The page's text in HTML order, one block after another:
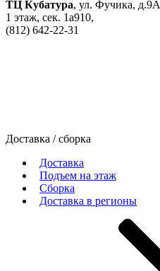
ТЦ Кубатура, ул. Фучика, д.9А
1 этаж, сек. 1a910,
(812) 642-22-31
Доставка / сборка
Доставка
Подъем на этаж
Сборка
Доставка в регионы